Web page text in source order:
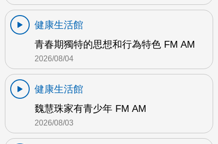
健康生活館
青春期獨特的思想和行為特色 FM AM
2026/08/04
健康生活館
魏慧珠家有青少年 FM AM
2026/08/03